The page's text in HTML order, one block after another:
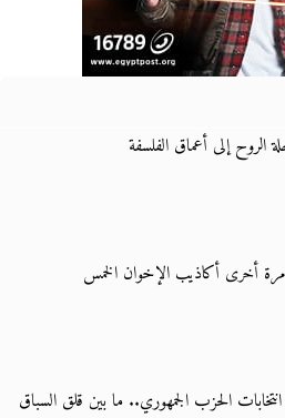
الروح إلى أعماق الفلسفة
أخرى أكاذيب الإخوان الخمس
الحزب الجمهوري.. ما بين قلق السباق